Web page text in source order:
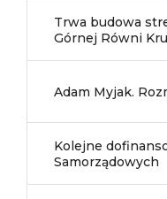
Trwa budowa
Górnej Równi
Adam Myjak.
Kolejne
Samorządowych